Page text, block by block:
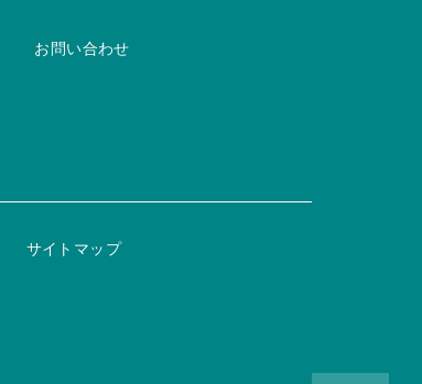
お問い合わせ
サイトマップ